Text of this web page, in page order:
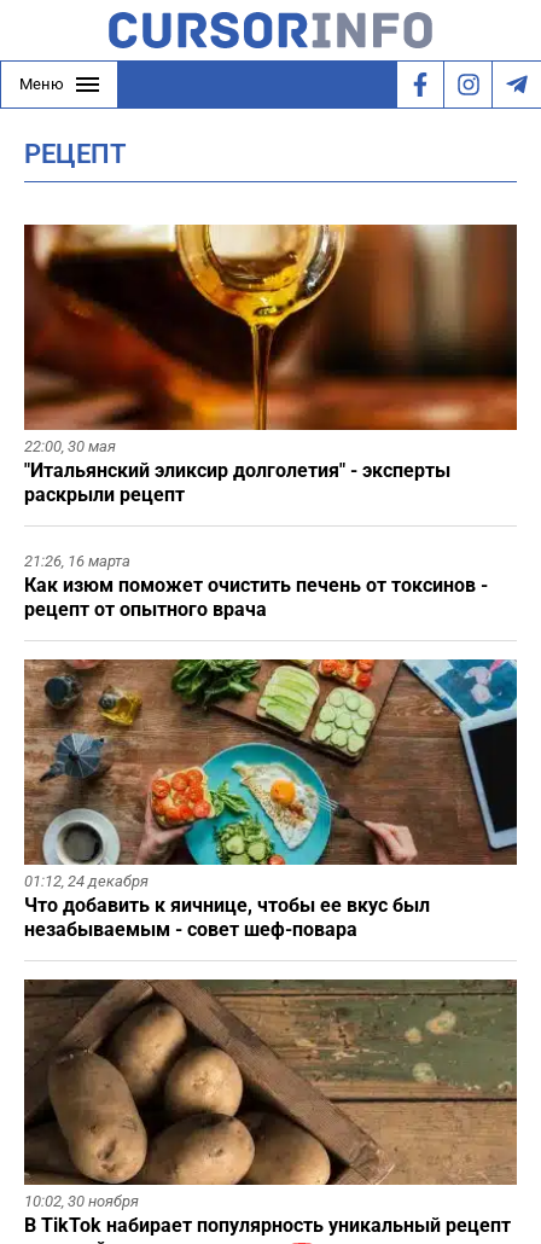
Меню
РЕЦЕПТ
22:00, 30 мая
"Итальянский эликсир долголетия" - эксперты
раскрыли рецепт
21:26, 16 марта
Как изюм поможет очистить печень от токсинов -
рецепт от опытного врача
01:12, 24 декабря
Что добавить к яичнице, чтобы ее вкус был
незабываемым - совет шеф-повара
10:02, 30 ноября
В TikTok набирает популярность уникальный рецепт